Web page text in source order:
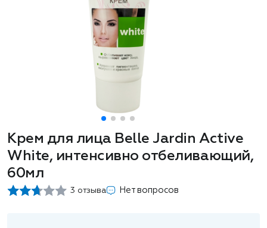
Крем для лица Belle Jardin Active
White, интенсивно отбеливающий,
60мл
3 отзыва Нет вопросов